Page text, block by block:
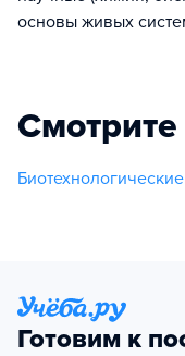
основы живых
Готовим к